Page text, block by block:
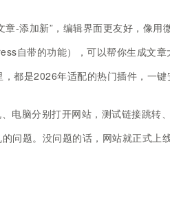
章-添加新”，编辑界面更友好，像
自带的功能），可以帮你生成文章
都是2026年适配的热门插件，一
电脑分别打开网站，测试链接跳转
问题。没问题的话，网站就正式